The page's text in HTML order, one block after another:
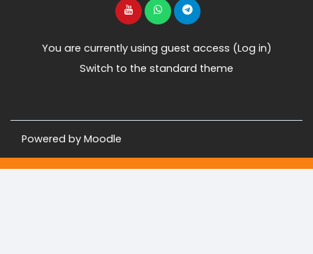
You are currently using guest access (Log in)
Switch to the standard theme
Powered by Moodle